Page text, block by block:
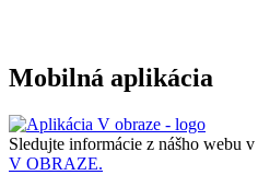
Mobilná aplikácia
Sledujte informácie z nášho webu v
V OBRAZE.